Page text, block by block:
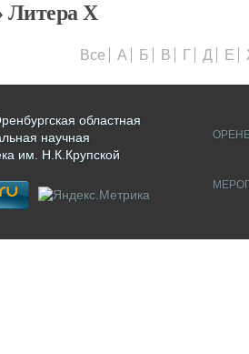
ПАМЯТНЫЕ ДАТЫ
Литера Х
Все А Б В Г Д Е
областная
научная
им. Н.К.Крупской